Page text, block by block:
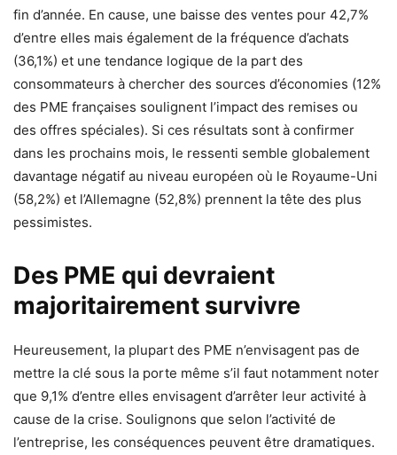
fin d’année. En cause, une baisse des ventes pour 42,7%
d’entre elles mais également de la fréquence d’achats
(36,1%) et une tendance logique de la part des
consommateurs à chercher des sources d’économies (12%
des PME françaises soulignent l’impact des remises ou
des offres spéciales). Si ces résultats sont à confirmer
dans les prochains mois, le ressenti semble globalement
davantage négatif au niveau européen où le Royaume-Uni
(58,2%) et l’Allemagne (52,8%) prennent la tête des plus
pessimistes.
Des PME qui devraient
majoritairement survivre
Heureusement, la plupart des PME n’envisagent pas de
mettre la clé sous la porte même s’il faut notamment noter
que 9,1% d’entre elles envisagent d’arrêter leur activité à
cause de la crise. Soulignons que selon l’activité de
l’entreprise, les conséquences peuvent être dramatiques.